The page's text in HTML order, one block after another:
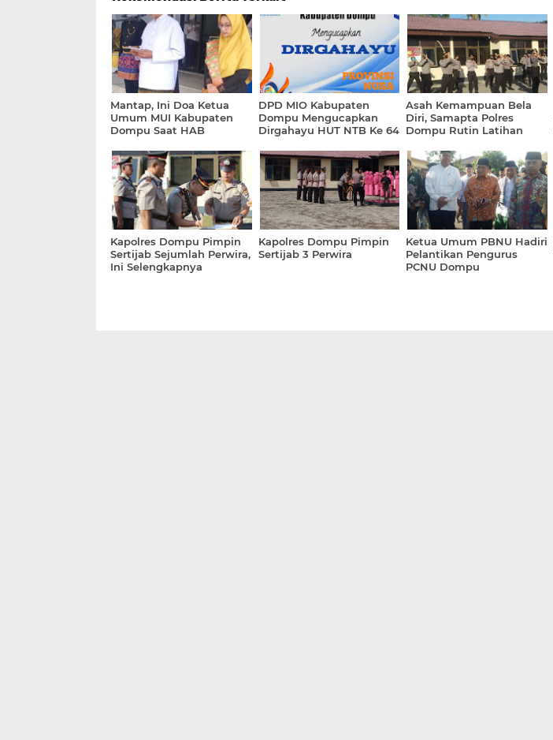
Mantap, Ini Doa Ketua
Umum MUI Kabupaten
Dompu Saat HAB
DPD MIO Kabupaten
Dompu Mengucapkan
Dirgahayu HUT NTB Ke 64
Asah Kemampuan Bela
Diri, Samapta Polres
Dompu Rutin Latihan
Kapolres Dompu Pimpin
Sertijab Sejumlah Perwira,
Ini Selengkapnya
Kapolres Dompu Pimpin
Sertijab 3 Perwira
Ketua Umum PBNU Hadiri
Pelantikan Pengurus
PCNU Dompu